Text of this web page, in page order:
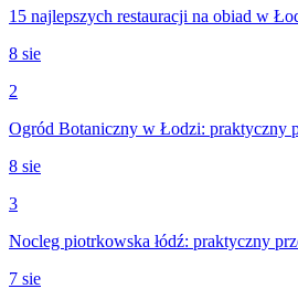
15 najlepszych restauracji na obiad w
8 sie
2
Ogród Botaniczny w Łodzi: praktyczny
8 sie
3
Nocleg piotrkowska łódź: praktyczny
7 sie